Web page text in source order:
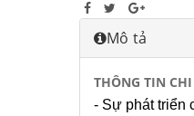
Mô tả
THÔNG TIN
- Sự phát triển